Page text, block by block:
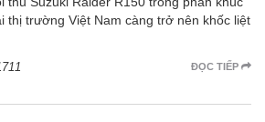
thị trường Việt Nam càng trở nên khốc liệt
ĐỌC TIẾP